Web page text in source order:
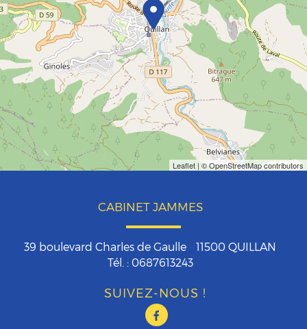
Leaflet | © OpenStreetMap contributors
CABINET JAMMES
39 boulevard Charles de Gaulle 11500 QUILLAN
Tél. : 0687613243
SUIVEZ-NOUS !